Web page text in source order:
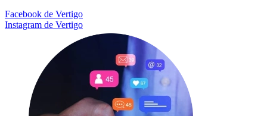
Facebook de Vertigo
Instagram de Vertigo